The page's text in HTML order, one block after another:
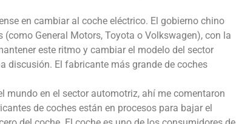
en cambiar al coche eléctrico. El gobierno chino
General Motors, Toyota o Volkswagen), con la
este ritmo y cambiar el modelo del sector
discusión. El fabricante más grande de coches
mundo en el sector automotriz, ahí me comentaron
de coches están en procesos para bajar el